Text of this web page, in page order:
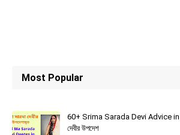
Most Popular
60+ Srima Sarada Devi Advice in
দেবীর উপদেশ